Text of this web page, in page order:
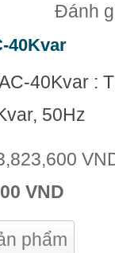
Đánh
40Kvar
40Kvar :
50Hz
VND
phẩm